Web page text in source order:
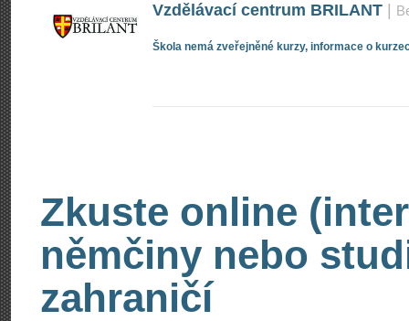
Vzdělávací centrum BRILANT
Škola nemá zveřejněné kurzy, informace o
Zkuste online
němčiny nebo
zahraničí